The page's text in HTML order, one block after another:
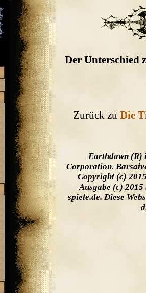
Der Unterschied
Zurück zu Die
Earthdawn (R)
Corporation.
Copyright (c)
Ausgabe (c) 2015
spiele.de. Diese